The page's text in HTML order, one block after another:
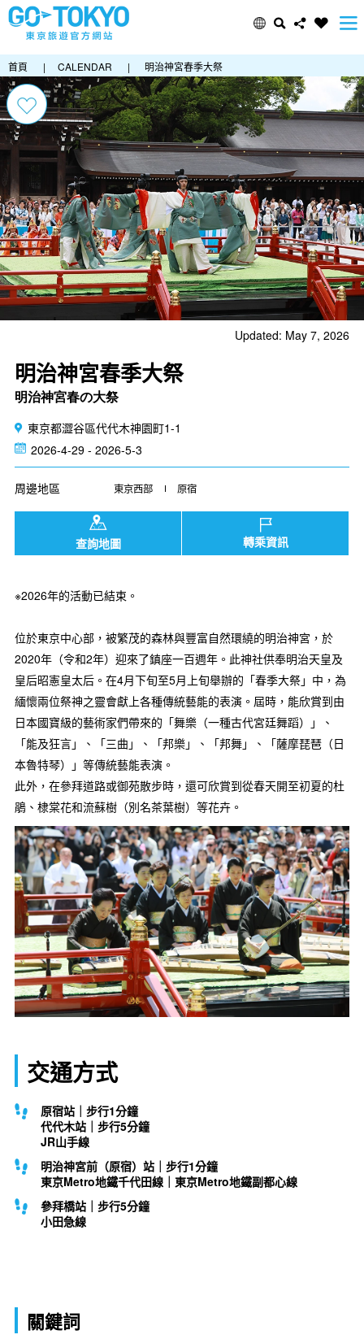
首頁 | CALENDAR | 明治神宮春季大祭
Updated: May 7, 2026
明治神宮春季大祭
明治神宮春の大祭
東京都澀谷區代代木神園町1-1
2026-4-29 - 2026-5-3
周邊地區 東京西部 原宿
查詢地圖 轉乘資訊
※2026年的活動已結束。
位於東京中心部，被繁茂的森林與豐富自然環繞的明治神宮，於
2020年（令和2年）迎來了鎮座一百週年。此神社供奉明治天皇及
皇后昭憲皇太后。在4月下旬至5月上旬舉辦的「春季大祭」中，為
緬懷兩位祭神之靈會獻上各種傳統藝能的表演。屆時，能欣賞到由
日本國寶級的藝術家們帶來的「舞樂（一種古代宮廷舞蹈）」、
「能及狂言」、「三曲」、「邦樂」、「邦舞」、「薩摩琵琶（日
本魯特琴）」等傳統藝能表演。
此外，在參拜道路或御苑散步時，還可欣賞到從春天開至初夏的杜
鵑、棣棠花和流蘇樹（別名茶葉樹）等花卉。
交通方式
原宿站｜步行1分鐘
代代木站｜步行5分鐘
JR山手線
明治神宮前（原宿）站｜步行1分鐘
東京Metro地鐵千代田線｜東京Metro地鐵副都心線
參拜橋站｜步行5分鐘
小田急線
關鍵詞